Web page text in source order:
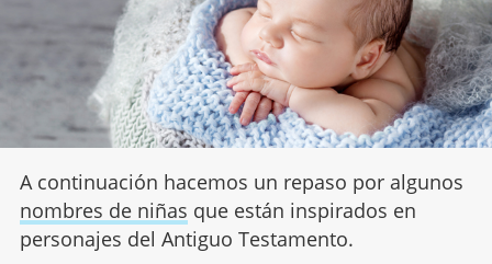
A continuación hacemos un repaso por algunos
nombres de niñas que están inspirados en
personajes del Antiguo Testamento.